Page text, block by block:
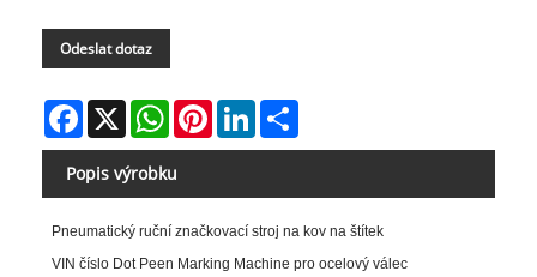
Odeslat dotaz
Facebook
X WhatsAppPinterestLinkedIn
Popis výrobku
Pneumatický ruční značkovací stroj na kov na štítek
VIN číslo Dot Peen Marking Machine pro ocelový válec